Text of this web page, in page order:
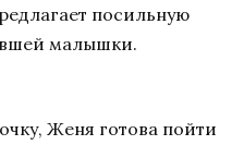
посильную
малышки.
Женя готова пойти